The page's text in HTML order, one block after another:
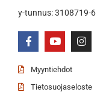
y-tunnus: 3108719-6
Myyntiehdot
Tietosuojaseloste